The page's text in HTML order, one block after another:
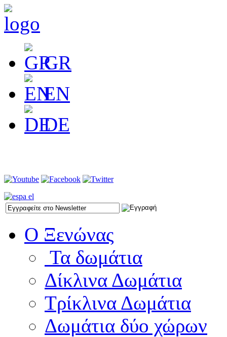
GR
EN
DE
Ο Ξενώνας
Τα δωμάτια
Δίκλινα Δωμάτια
Τρίκλινα Δωμάτια
Δωμάτια δύο χώρων